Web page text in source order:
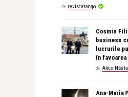
de revistatango
Cosmin
business
lucrurile
în favoarea
de Alice
Ana-Maria